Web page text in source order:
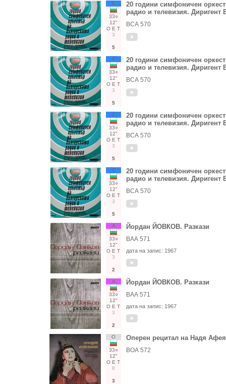
С
33○
12"
О Е Т
3
5
20 години симфоничен
радио и телевизия. Диригент
ВСА 570
С
33○
12"
О Е Т
3
5
20 години симфоничен
радио и телевизия. Диригент
ВСА 570
С
33○
12"
О Е Т
3
5
20 години симфоничен
радио и телевизия. Диригент
ВСА 570
С
33○
12"
О Е Т
3
5
20 години симфоничен
радио и телевизия. Диригент
ВСА 570
А
33○
12"
О Е Т
3
2
Йордан ЙОВКОВ. Разкази
ВАА 571
дата на запис: 1967
А
33○
12"
О Е Т
3
2
Йордан ЙОВКОВ. Разкази
ВАА 571
дата на запис: 1967
О
33○
12"
О Е Т
8
3
Оперен рецитал на Надя
ВОА 572